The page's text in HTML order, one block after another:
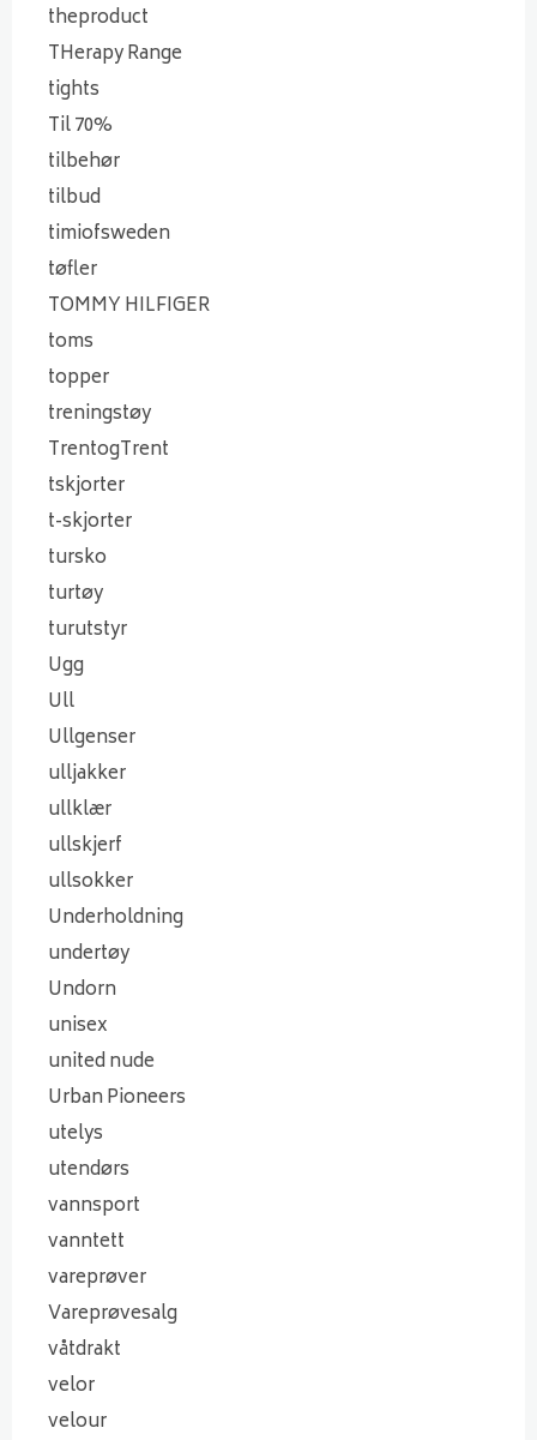
theproduct
THerapy Range
tights
Til 70%
tilbehør
tilbud
timiofsweden
tøfler
TOMMY HILFIGER
toms
topper
treningstøy
TrentogTrent
tskjorter
t-skjorter
tursko
turtøy
turutstyr
Ugg
Ull
Ullgenser
ulljakker
ullklær
ullskjerf
ullsokker
Underholdning
undertøy
Undorn
unisex
united nude
Urban Pioneers
utelys
utendørs
vannsport
vanntett
vareprøver
Vareprøvesalg
våtdrakt
velor
velour